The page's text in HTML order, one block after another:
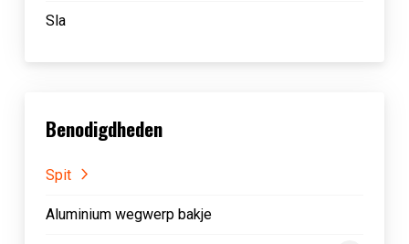
Sla
Benodigdheden
Spit
Aluminium wegwerp bakje